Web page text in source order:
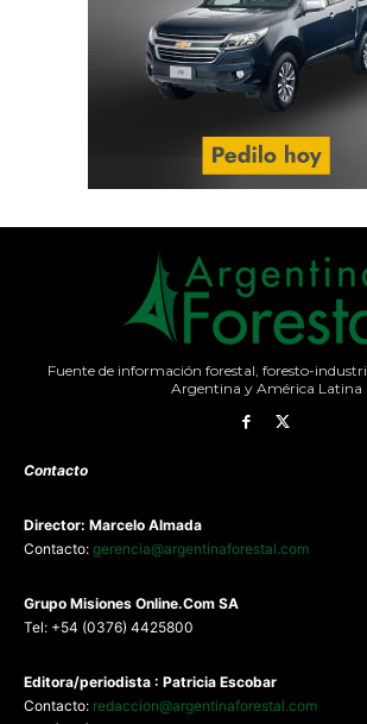
Fuente de información forestal, foresto-
Argentina y América Latina
Contacto
Director: Marcelo Almada
Contacto: gerencia@argentinaforestal.com
Grupo Misiones Online.Com SA
Tel: +54 (0376) 4425800
Editora/periodista : Patricia Escobar
Contacto: redaccion@argentinaforestal.com